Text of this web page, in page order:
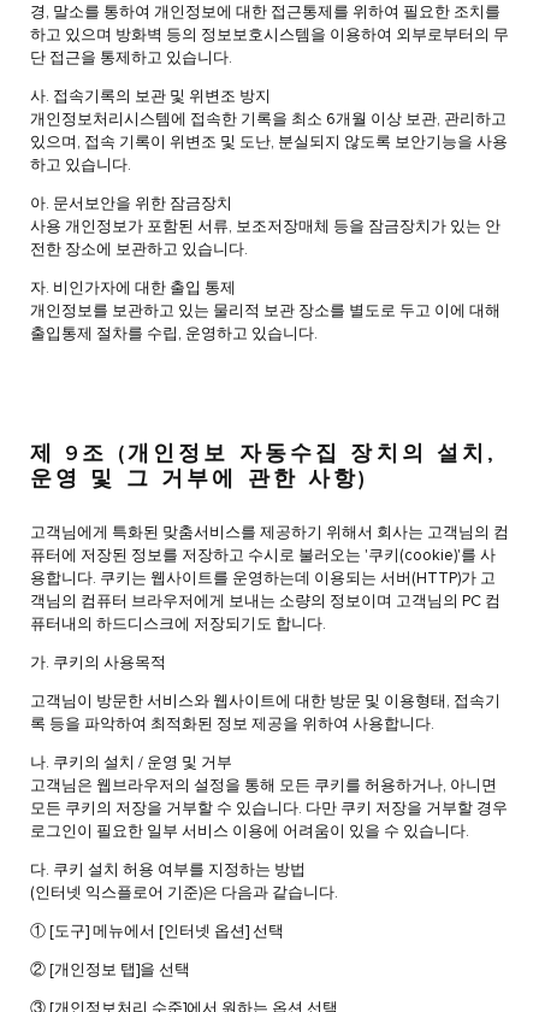
경, 말소를 통하여 개인정보에 대한 접근통제를 위하여 필요한 조치를
하고 있으며 방화벽 등의 정보보호시스템을 이용하여 외부로부터의 무
단 접근을 통제하고 있습니다.
사. 접속기록의 보관 및 위변조 방지
개인정보처리시스템에 접속한 기록을 최소 6개월 이상 보관, 관리하고
있으며, 접속 기록이 위변조 및 도난, 분실되지 않도록 보안기능을 사용
하고 있습니다.
아. 문서보안을 위한 잠금장치
사용 개인정보가 포함된 서류, 보조저장매체 등을 잠금장치가 있는 안
전한 장소에 보관하고 있습니다.
자. 비인가자에 대한 출입 통제
개인정보를 보관하고 있는 물리적 보관 장소를 별도로 두고 이에 대해
출입통제 절차를 수립, 운영하고 있습니다.
제 9조 (개인정보 자동수집 장치의 설치,
운영 및 그 거부에 관한 사항)
고객님에게 특화된 맞춤서비스를 제공하기 위해서 회사는 고객님의 컴
퓨터에 저장된 정보를 저장하고 수시로 불러오는 '쿠키(cookie)'를 사
용합니다. 쿠키는 웹사이트를 운영하는데 이용되는 서버(HTTP)가 고
객님의 컴퓨터 브라우저에게 보내는 소량의 정보이며 고객님의 PC 컴
퓨터내의 하드디스크에 저장되기도 합니다.
가. 쿠키의 사용목적
고객님이 방문한 서비스와 웹사이트에 대한 방문 및 이용형태, 접속기
록 등을 파악하여 최적화된 정보 제공을 위하여 사용합니다.
나. 쿠키의 설치 / 운영 및 거부
고객님은 웹브라우저의 설정을 통해 모든 쿠키를 허용하거나, 아니면
모든 쿠키의 저장을 거부할 수 있습니다. 다만 쿠키 저장을 거부할 경우
로그인이 필요한 일부 서비스 이용에 어려움이 있을 수 있습니다.
다. 쿠키 설치 허용 여부를 지정하는 방법
(인터넷 익스플로어 기준)은 다음과 같습니다.
① [도구] 메뉴에서 [인터넷 옵션] 선택
② [개인정보 탭]을 선택